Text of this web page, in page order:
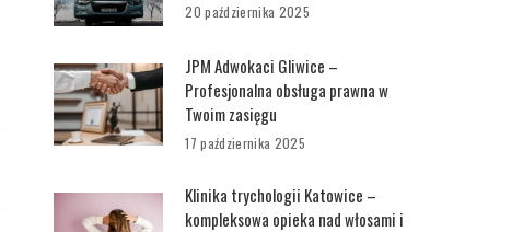
20 października 2025
JPM Adwokaci Gliwice –
Profesjonalna obsługa prawna w
Twoim zasięgu
17 października 2025
Klinika trychologii Katowice –
kompleksowa opieka nad włosami i